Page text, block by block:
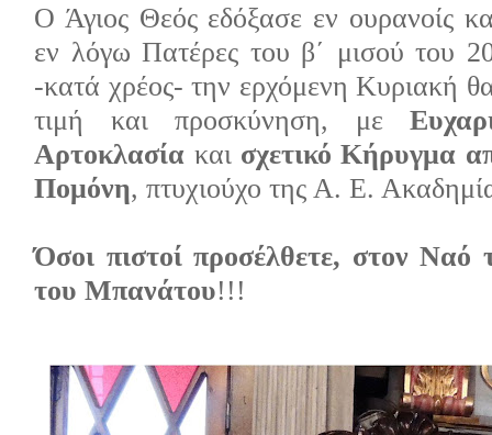
Ο Άγιος Θεός εδόξασε εν ουρανοίς
εν λόγω Πατέρες του β΄ μισού του
-κατά χρέος- την ερχόμενη Κυριακή
τιμή και προσκύνηση, με
Αρτοκλασία και σχετικό Κήρυγμα
Πομόνη, πτυχιούχο της Α. Ε.
Όσοι πιστοί προσέλθετε, στον
του Μπανάτου!!!